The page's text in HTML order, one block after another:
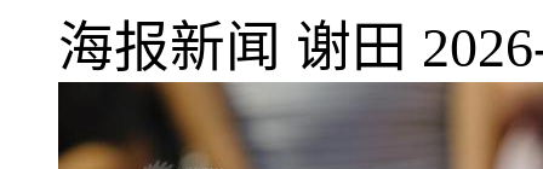
海报新闻 谢田